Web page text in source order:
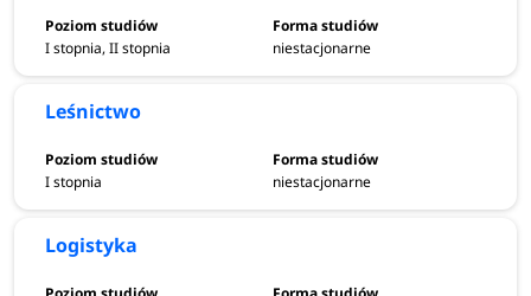
I stopnia, II stopnia niestacjonarne
Leśnictwo
I stopnia niestacjonarne
Logistyka